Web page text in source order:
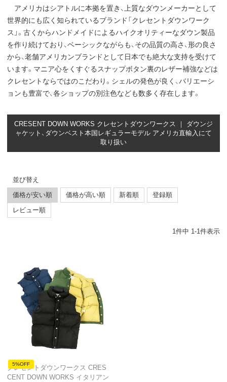
アメリカはシアトルに本拠を置き、上質なダウンメーカーとして
世界的にも広く知られているブランド「クレセントダウンワーク
ス」。古くからハンドメイドによるハイクオリティーなダウン製品
を作り続けており、ベーシックながらも、その品質の高さ、形の良さ
から、老舗アメリカンブランドとして日本でも絶大な支持を受けて
います。マニア心をくすぐるスナップボタン裏のレザー補強などは
クレセントならではのこだわり。シェルの発色が良く、バリエーシ
ョンも豊富で、各ショップの別注色なども数多く存在します。
CRESENT DOWN WORKS クレセントダウンワークス ｜ ダウンジ
ャケット、ダウンベスト本国レギュラーモデル アメリカ直輸入にて
取り扱い
並び替え
価格が安い順
価格が高い順 新着順
登録順
レビュー順
1件中 1-1件表示
5%OFF
クレセントダウンワークス CRES
CENT DOWN WORKS イタリアン